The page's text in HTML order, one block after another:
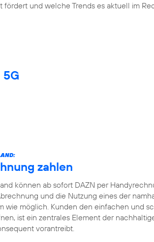
fördert und welche Trends es aktuell im
5G
zahlen
können ab sofort DAZN per
und die Nutzung eines der
wie möglich. Kunden den einfachen und
ist ein zentrales Element der
vorantreibt.